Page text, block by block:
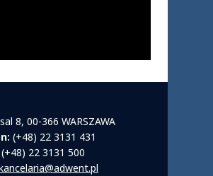
8, 00-366 WARSZAWA
(+48) 22 3131 431
(+48) 22 3131 500